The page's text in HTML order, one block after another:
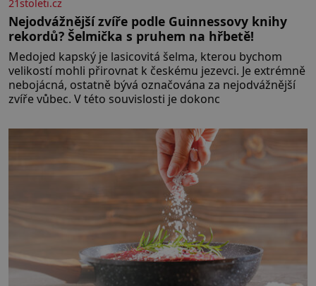
21stoleti.cz
Nejodvážnější zvíře podle Guinnessovy knihy
rekordů? Šelmička s pruhem na hřbetě!
Medojed kapský je lasicovitá šelma, kterou bychom
velikostí mohli přirovnat k českému jezevci. Je extrémně
nebojácná, ostatně bývá označována za nejodvážnější
zvíře vůbec. V této souvislosti je dokonc